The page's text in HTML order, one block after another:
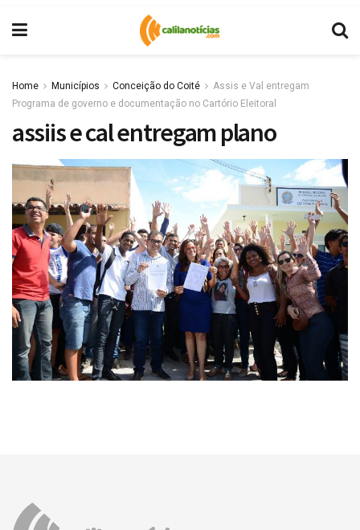
Home Municípios Conceição do Coité
Assis e Val entregam
Programa de governo e documentação no Cartório Eleitoral
assiis e cal entregam plano